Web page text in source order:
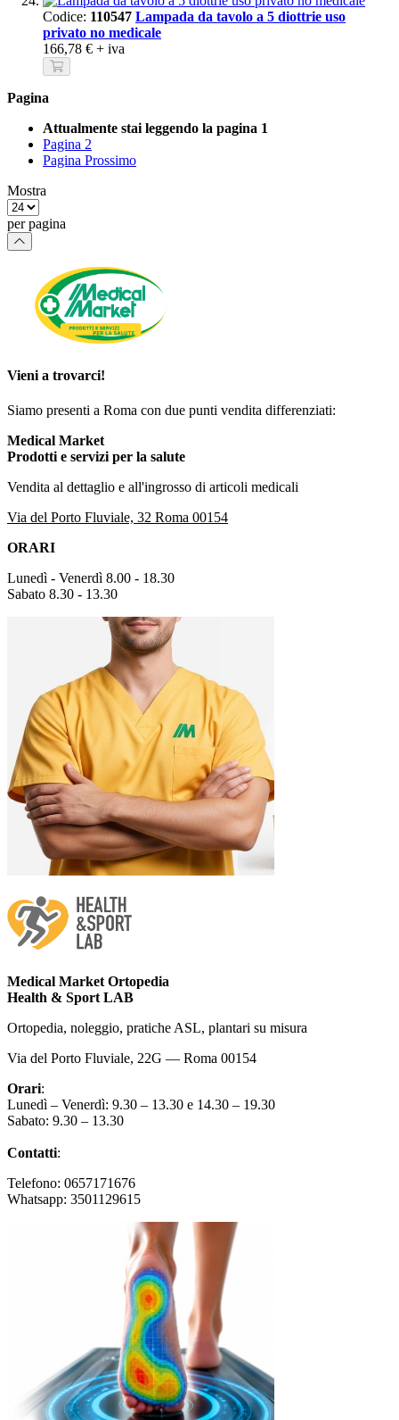
Codice: 110547 Lampada da tavolo a 5 diottrie uso
privato no medicale
166,78 € + iva
Pagina
Attualmente stai leggendo la pagina 1
Pagina 2
Pagina Prossimo
Mostra
per pagina
Vieni a trovarci!
Siamo presenti a Roma con due punti vendita differenziati:
Medical Market
Prodotti e servizi per la salute
Vendita al dettaglio e all'ingrosso di articoli medicali
Via del Porto Fluviale, 32 Roma 00154
ORARI
Lunedì - Venerdì 8.00 - 18.30
Sabato 8.30 - 13.30
Medical Market Ortopedia
Health & Sport LAB
Ortopedia, noleggio, pratiche ASL, plantari su misura
Via del Porto Fluviale, 22G — Roma 00154
Orari:
Lunedì – Venerdì: 9.30 – 13.30 e 14.30 – 19.30
Sabato: 9.30 – 13.30
Contatti:
Telefono: 0657171676
Whatsapp: 3501129615